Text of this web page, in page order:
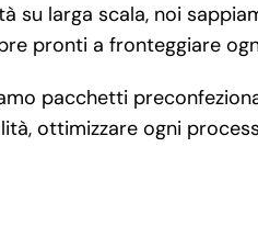
su larga scala, noi
pronti a fronteggiare
pacchetti
ottimizzare ogni